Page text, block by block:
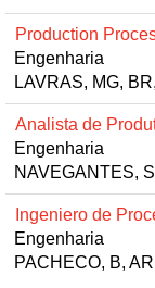
Production
Engenharia
LAVRAS, MG,
Analista de
Engenharia
NAVEGANTES,
Ingeniero de
Engenharia
PACHECO, B,